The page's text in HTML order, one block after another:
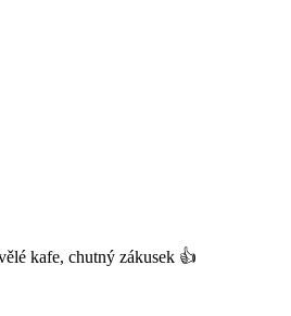
kafe, chutný zákusek 👍